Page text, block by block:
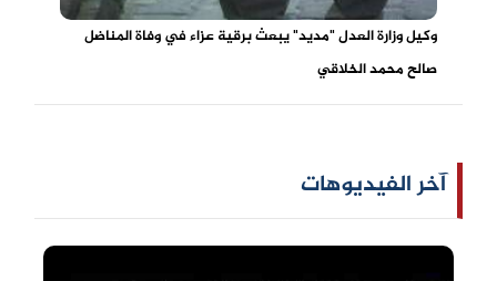
وكيل وزارة العدل "مديد" يبعث برقية عزاء في وفاة المناضل
صالح محمد الخلاقي
آخر الفيديوهات